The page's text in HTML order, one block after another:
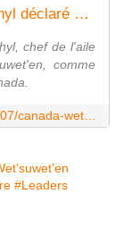
Canada : Le chef Wet'suwet'en Dsta'hyl déclaré premier prisonnier d'opinion détenu au Canada par Amnesty International
chef de l'aile
comme
#Leaders